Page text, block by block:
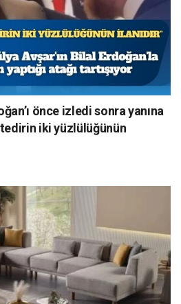
önce izledi sonra yanına
iki yüzlülüğünün